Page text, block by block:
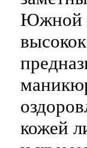
Южной
кожей